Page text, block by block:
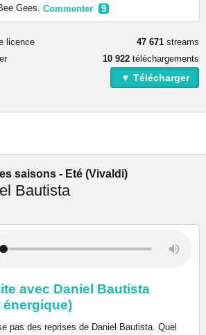
Gees. Commenter 9
licence
47 671 streams
10 922 téléchargements
▼ Télécharger
saisons - Eté (Vivaldi)
Bautista
avec Daniel Bautista
énergique)
pas des reprises de Daniel Bautista. Quel